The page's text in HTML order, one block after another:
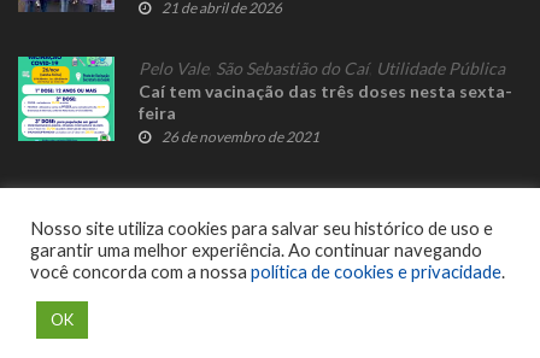
21 de abril de 2026
Pelo Vale, São Sebastião do Caí, Utilidade Pública
Caí tem vacinação das três doses nesta sexta-
feira
26 de novembro de 2021
© 2023 Fato Novo - Todos os direitos reservados. Desenvolvido por
Nosso site utiliza cookies para salvar seu histórico de uso e
garantir uma melhor experiência. Ao continuar navegando
você concorda com a nossa política de cookies e privacidade.
OK